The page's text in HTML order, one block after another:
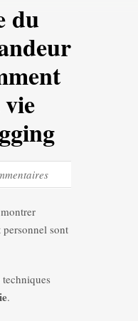
du
personnel sont
.